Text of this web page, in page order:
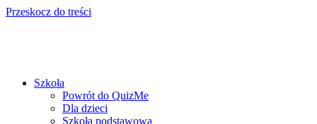
Przeskocz do treści
Szkoła
Powrót do QuizMe
Dla dzieci
Szkoła podstawowa